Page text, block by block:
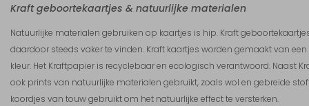
Kraft geboortekaartjes & natuurlijke materialen
Natuurlijke materialen gebruiken op kaartjes is hip. Kraft
daardoor steeds vaker te vinden. Kraft kaartjes worden gemaakt van
kleur. Het Kraftpapier is recyclebaar en ecologisch verantwoord. Naast
ook prints van natuurlijke materialen gebruikt, zoals wol en gebreide
koordjes van touw gebruikt om het natuurlijke effect te versterken.